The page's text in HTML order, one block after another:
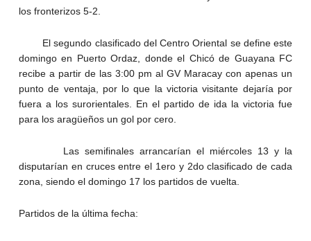
los fronterizos 5-2.
El segundo clasificado del Centro Oriental se define este
domingo en Puerto Ordaz, donde el Chicó de Guayana FC
recibe a partir de las 3:00 pm al GV Maracay con apenas un
punto de ventaja, por lo que la victoria visitante dejaría por
fuera a los surorientales. En el partido de ida la victoria fue
para los aragüeños un gol por cero.
Las semifinales arrancarían el miércoles 13 y la
disputarían en cruces entre el 1ero y 2do clasificado de cada
zona, siendo el domingo 17 los partidos de vuelta.
Partidos de la última fecha: